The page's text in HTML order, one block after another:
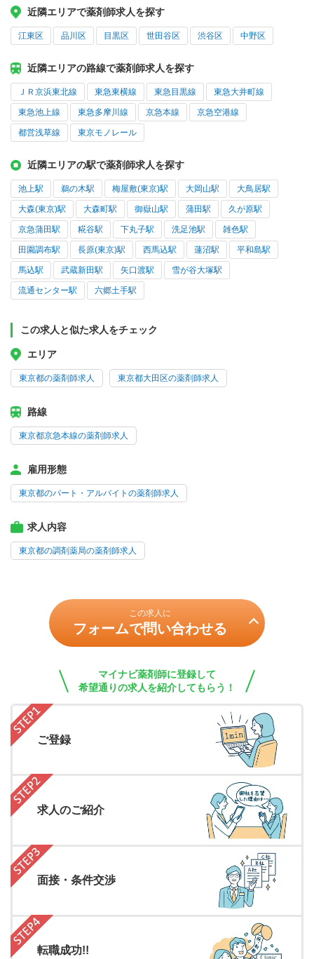
近隣エリアで薬剤師求人を探す
江東区 品川区 目黒区 世田谷区 渋谷区 中野区
近隣エリアの路線で薬剤師求人を探す
ＪＲ京浜東北線 東急東横線 東急目黒線 東急大井町線
東急池上線 東急多摩川線 京急本線 京急空港線
都営浅草線 東京モノレール
近隣エリアの駅で薬剤師求人を探す
池上駅 鵜の木駅 梅屋敷(東京)駅 大岡山駅 大鳥居駅
大森(東京)駅 大森町駅 御嶽山駅 蒲田駅 久が原駅
京急蒲田駅 糀谷駅 下丸子駅 洗足池駅 雑色駅
田園調布駅 長原(東京)駅 西馬込駅 蓮沼駅 平和島駅
馬込駅 武蔵新田駅 矢口渡駅 雪が谷大塚駅
流通センター駅 六郷土手駅
この求人と似た求人をチェック
エリア
東京都の薬剤師求人 東京都大田区の薬剤師求人
路線
東京都京急本線の薬剤師求人
雇用形態
東京都のパート・アルバイトの薬剤師求人
求人内容
東京都の調剤薬局の薬剤師求人
この求人に
フォームで問い合わせる
マイナビ薬剤師に登録して
希望通りの求人を紹介してもらう！
ご登録
求人のご紹介
面接・条件交渉
転職成功!!